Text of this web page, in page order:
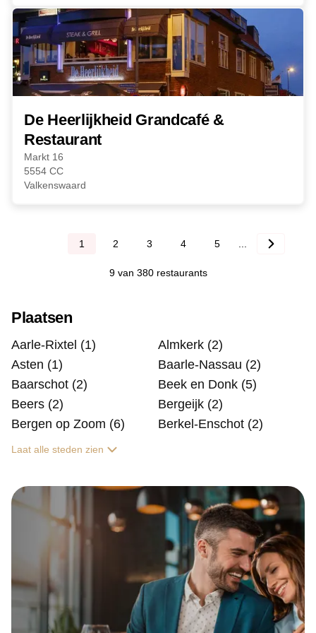
De Heerlijkheid Grandcafé &
Restaurant
Markt 16
5554 CC
Valkenswaard
1 2 3 4 5
9 van 380 restaurants
Plaatsen
Aarle-Rixtel (1)
Almkerk (2)
Asten (1)
Baarle-Nassau (2)
Baarschot (2)
Beek en Donk (5)
Beers (2)
Bergeijk (2)
Bergen op Zoom (6)
Berkel-Enschot (2)
Laat alle steden zien
Berlicum (2)
Best (3)
Biest Houtakker (1)
Bladel (1)
Bosschenhoofd (4)
Boxmeer (2)
Breda (35)
Cuijk (2)
Den Bosch (23)
Deurne (4)
dongen (2)
Drimmelen (2)
Drunen (1)
Dussen (1)